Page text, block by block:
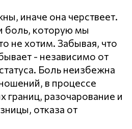
иначе она черствеет.
боль, которую мы
не хотим. Забывая, что
- независимо от
Боль неизбежна
в процессе
границ, разочарование и
отказа от